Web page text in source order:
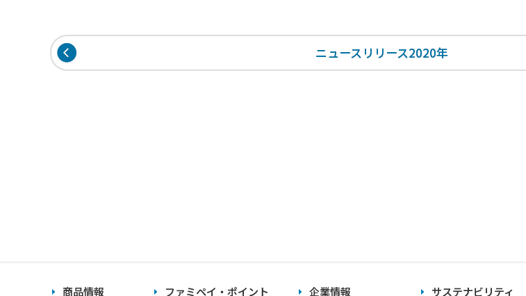
ニュースリリース2020年
商品情報 ファミペイ・ポイント 企業情報 サステナビリティ